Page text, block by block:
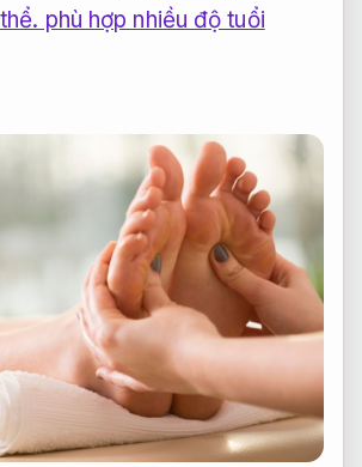
phù hợp nhiều độ tuổi